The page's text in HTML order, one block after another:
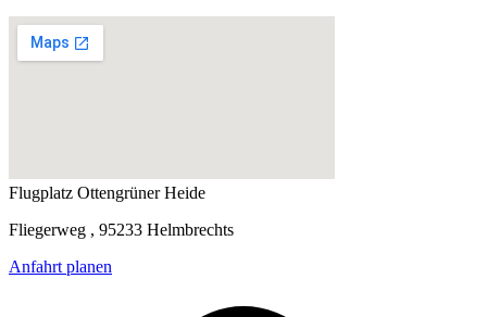
Flugplatz Ottengrüner Heide
Fliegerweg , 95233 Helmbrechts
Anfahrt planen